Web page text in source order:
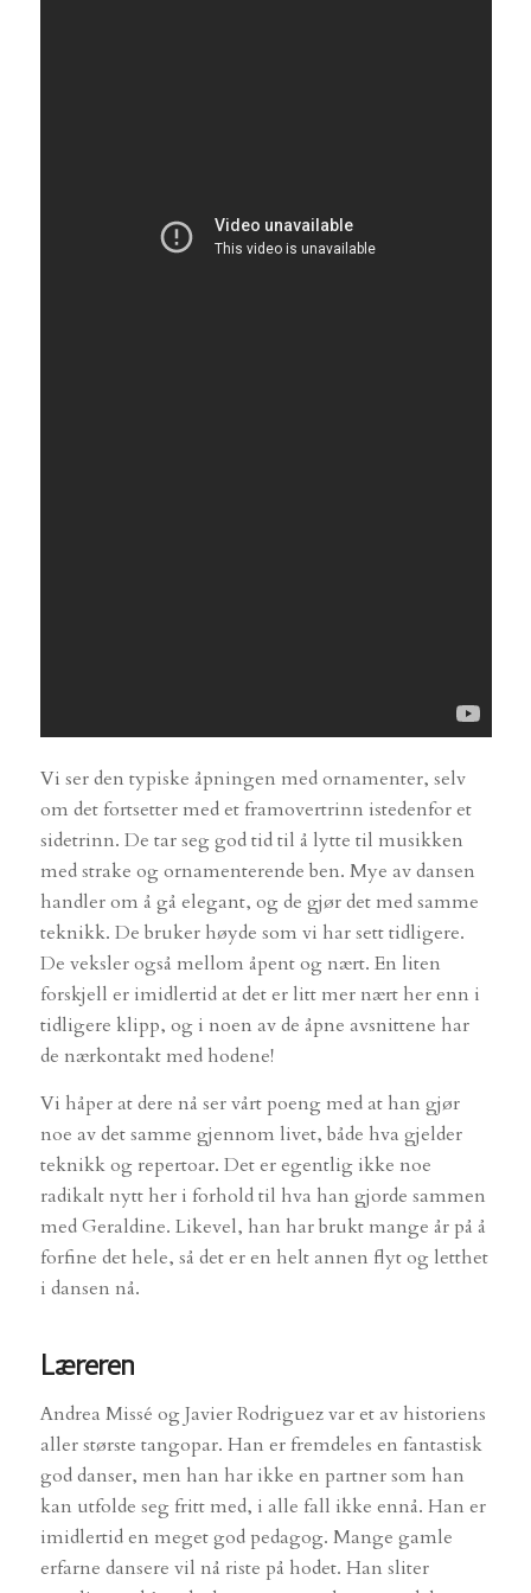
Vi ser den typiske åpningen med ornamenter, selv
om det fortsetter med et framovertrinn istedenfor et
sidetrinn. De tar seg god tid til å lytte til musikken
med strake og ornamenterende ben. Mye av dansen
handler om å gå elegant, og de gjør det med samme
teknikk. De bruker høyde som vi har sett tidligere.
De veksler også mellom åpent og nært. En liten
forskjell er imidlertid at det er litt mer nært her enn i
tidligere klipp, og i noen av de åpne avsnittene har
de nærkontakt med hodene!
Vi håper at dere nå ser vårt poeng med at han gjør
noe av det samme gjennom livet, både hva gjelder
teknikk og repertoar. Det er egentlig ikke noe
radikalt nytt her i forhold til hva han gjorde sammen
med Geraldine. Likevel, han har brukt mange år på å
forfine det hele, så det er en helt annen flyt og letthet
i dansen nå.
Læreren
Andrea Missé og Javier Rodriguez var et av historiens
aller største tangopar. Han er fremdeles en fantastisk
god danser, men han har ikke en partner som han
kan utfolde seg fritt med, i alle fall ikke ennå. Han er
imidlertid en meget god pedagog. Mange gamle
erfarne dansere vil nå riste på hodet. Han sliter